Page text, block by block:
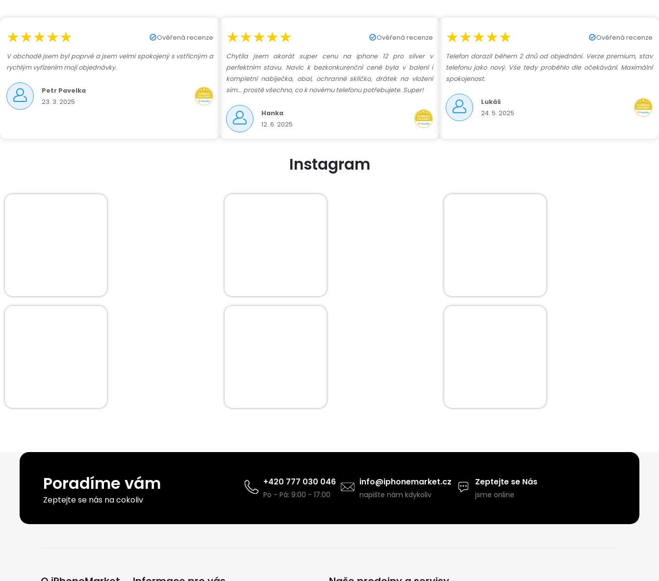
★★★★★ Ověřená recenze
V obchodě jsem byl poprvé a jsem velmi spokojený s vstřícným a
rychlým vyřízením mojí objednávky.
Petr Pavelka
23. 3. 2025
★★★★★ Ověřená recenze
Chytila jsem akorát super cenu na iphone 12 pro silver v
perfektním stavu. Navíc k bezkonkurenční ceně byla v balení i
kompletní nabíječka, obal, ochranné sklíčko, drátek na vložení
sim... prostě všechno, co k novému telefonu potřebujete. Super!
Hanka
12. 6. 2025
★★★★★ Ověřená recenze
Telefon dorazil během 2 dnů od objednání. Verze premium, stav
telefonu jako nový. Vše tedy proběhlo dle očekávání. Maximální
spokojenost.
Lukáš
24. 5. 2025
Instagram
Poradíme vám
Zeptejte se nás na cokoliv
+420 777 030 046
Po - Pá: 9:00 - 17:00
info@iphonemarket.cz
napište nám kdykoliv
Zeptejte se Nás
jsme online